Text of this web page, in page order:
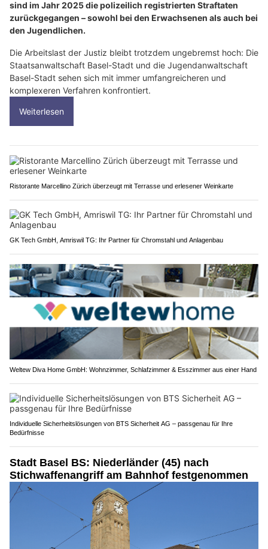
sind im Jahr 2025 die polizeilich registrierten Straftaten
zurückgegangen – sowohl bei den Erwachsenen als auch bei
den Jugendlichen.
Die Arbeitslast der Justiz bleibt trotzdem ungebremst hoch: Die
Staatsanwaltschaft Basel-Stadt und die Jugendanwaltschaft
Basel-Stadt sehen sich mit immer umfangreicheren und
komplexeren Verfahren konfrontiert.
Weiterlesen
Ristorante Marcellino Zürich überzeugt mit Terrasse und erlesener Weinkarte
GK Tech GmbH, Amriswil TG: Ihr Partner für Chromstahl und Anlagenbau
Weltew Diva Home GmbH: Wohnzimmer, Schlafzimmer & Esszimmer aus einer Hand
Individuelle Sicherheitslösungen von BTS Sicherheit AG – passgenau für Ihre
Bedürfnisse
Stadt Basel BS: Niederländer (45) nach
Stichwaffenangriff am Bahnhof festgenommen